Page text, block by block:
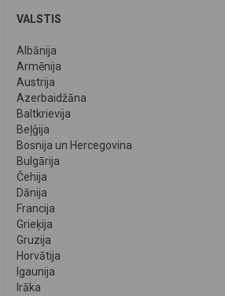
VALSTIS
Albānija
Armēnija
Austrija
Azerbaidžāna
Baltkrievija
Beļģija
Bosnija un Hercegovina
Bulgārija
Čehija
Dānija
Francija
Grieķija
Gruzija
Horvātija
Igaunija
Irāka